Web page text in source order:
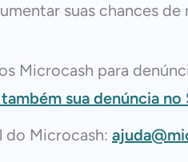
suas chances
Microcash para
também sua denúncia no
do Microcash: